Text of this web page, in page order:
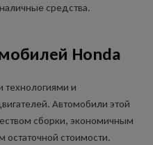
средства.
Honda
технологиями и
Автомобили этой
сборки, экономичным
остаточной стоимости.